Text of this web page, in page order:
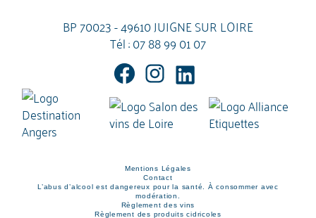
BP 70023 - 49610 JUIGNE SUR LOIRE
Tél :07 88 99 01 07
Mentions Légales
Contact
L’abus d’alcool est dangereux pour la santé. À consommer avec
modération.
Règlement des vins
Règlement des produits cidricoles